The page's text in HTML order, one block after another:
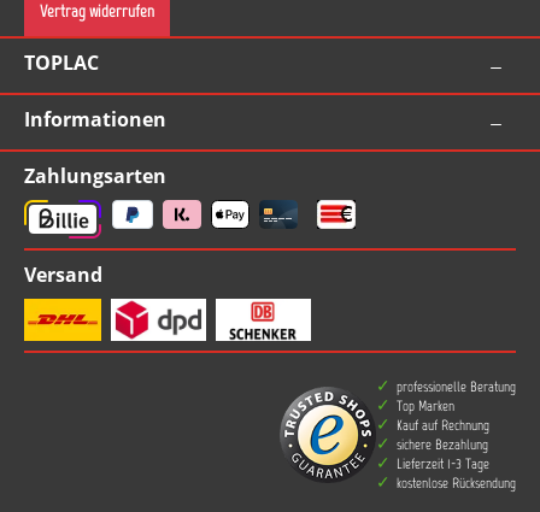
Vertrag widerrufen
TOPLAC
Informationen
Zahlungsarten
Versand
professionelle Beratung
Top Marken
Kauf auf Rechnung
sichere Bezahlung
Lieferzeit 1-3 Tage
kostenlose Rücksendung